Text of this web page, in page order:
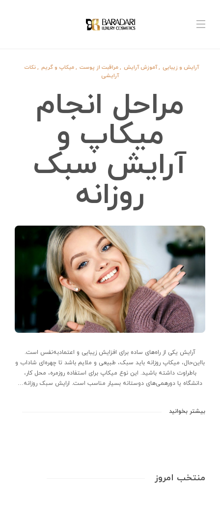
آرایش و زیبایی ,آموزش آرایش ,مراقبت از پوست ,میکاپ و گریم ,نکات
آرایشی
مراحل انجام
میکاپ و
آرایش سبک
روزانه
آرایش یکی از راه‌های ساده برای افزایش زیبایی و اعتمادبه‌نفس است.
بااین‌حال، میکاپ روزانه باید سبک، طبیعی و ملایم باشد تا چهره‌ای شاداب و
باطراوت داشته باشید. این نوع میکاپ برای استفاده روزمره، محل کار،
دانشگاه یا دورهمی‌های دوستانه بسیار مناسب است. ارایش سبک روزانه…
بیشتر بخوانید
منتخب امروز